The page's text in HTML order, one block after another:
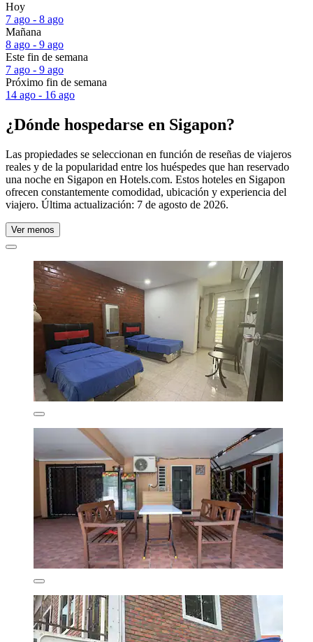
Hoy
7 ago - 8 ago
Mañana
8 ago - 9 ago
Este fin de semana
7 ago - 9 ago
Próximo fin de semana
14 ago - 16 ago
¿Dónde hospedarse en Sigapon?
Las propiedades se seleccionan en función de reseñas de viajeros
reales y de la popularidad entre los huéspedes que han reservado
una noche en Sigapon en Hotels.com. Estos hoteles en Sigapon
ofrecen constantemente comodidad, ubicación y experiencia del
viajero. Última actualización: 7 de agosto de 2026.
Ver menos